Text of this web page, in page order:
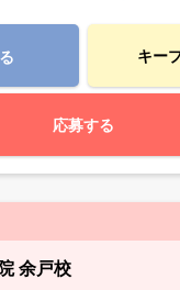
キー
応募する
余戸校